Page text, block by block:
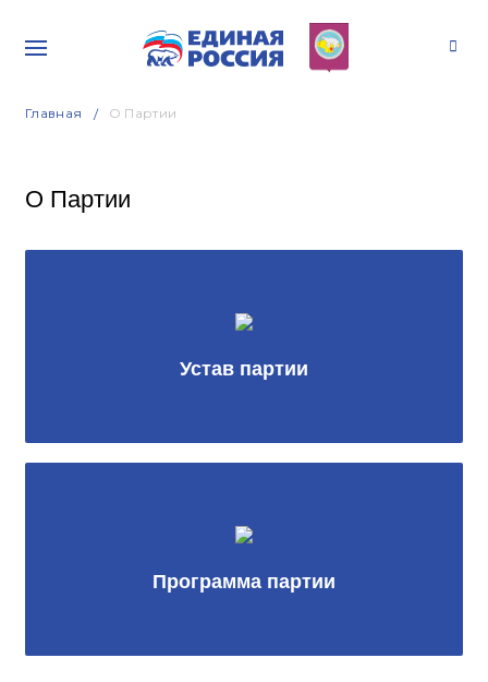
Главная О Партии
О Партии
Устав партии
Программа партии